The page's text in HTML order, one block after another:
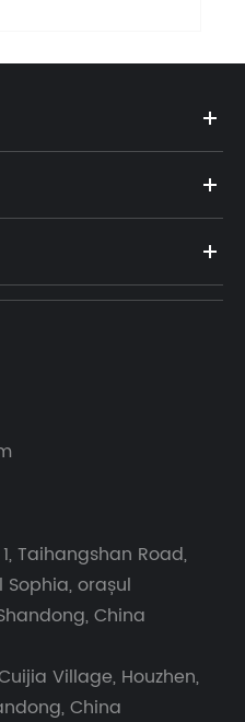
Taihangshan Road,
orașul
China
Village, Houzhen,
China